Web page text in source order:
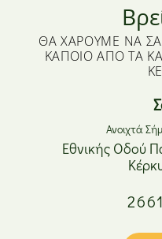
ΘΑ ΧΑΡΟΎΜΕ ΝΑ
ΚΆΠΟΙΟ ΑΠΌ ΤΑ
Ανοιχτά
Εθνικής Οδού